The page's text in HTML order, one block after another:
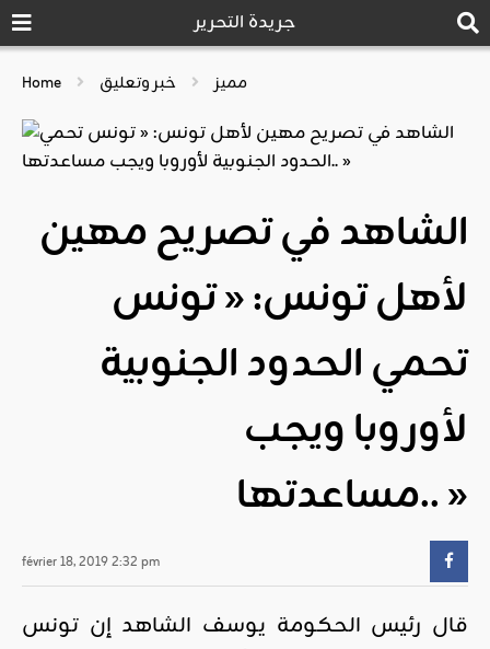
جريدة التحرير
Home مميز خبر وتعليق
الشاهد في تصريح مهين
لأهل تونس: « تونس
تحمي الحدود الجنوبية
لأوروبا ويجب
مساعدتها.. »
février 18, 2019 2:32 pm
قال رئيس الحكومة يوسف الشاهد إن تونس